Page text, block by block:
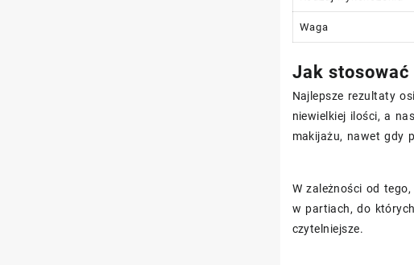
Waga
Jak stosować
Najlepsze rezultaty
niewielkiej ilości, a
makijażu, nawet gdy
W zależności od
w partiach, do
czytelniejsze.